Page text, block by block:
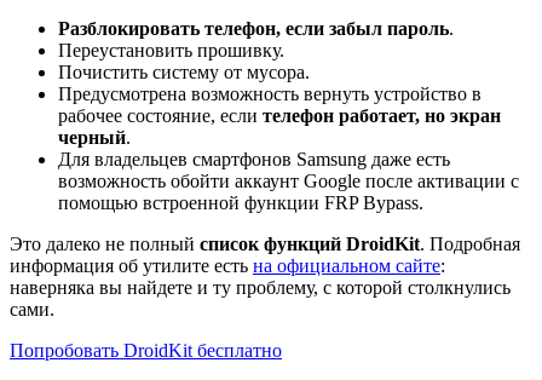
Разблокировать телефон, если забыл пароль.
Переустановить прошивку.
Почистить систему от мусора.
Предусмотрена возможность вернуть устройство в
рабочее состояние, если телефон работает, но экран
черный.
Для владельцев смартфонов Samsung даже есть
возможность обойти аккаунт Google после активации с
помощью встроенной функции FRP Bypass.
Это далеко не полный список функций DroidKit. Подробная
информация об утилите есть на официальном сайте:
наверняка вы найдете и ту проблему, с которой столкнулись
сами.
Попробовать DroidKit бесплатно